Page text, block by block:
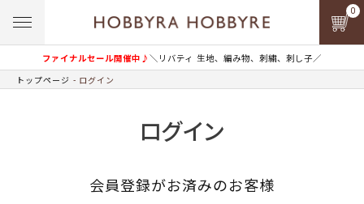
ファイナルセール開催中♪＼リバティ 生地、編み物、刺繍、刺し子／
0
トップページ ログイン
ログイン
会員登録がお済みのお客様